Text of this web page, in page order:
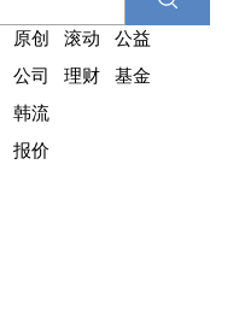
原创 滚动
公益
公司 理财
基金
韩流
报价